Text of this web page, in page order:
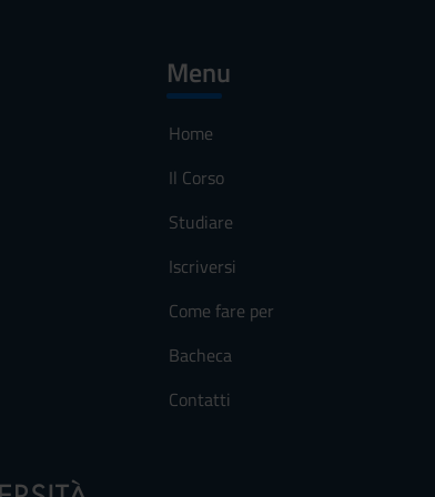
Menu
Home
Il Corso
Studiare
Iscriversi
Come fare per
Bacheca
Contatti